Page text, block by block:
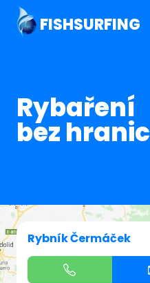
FISHSURFING
Rybaření
bez hranic
Rybník Čermáček